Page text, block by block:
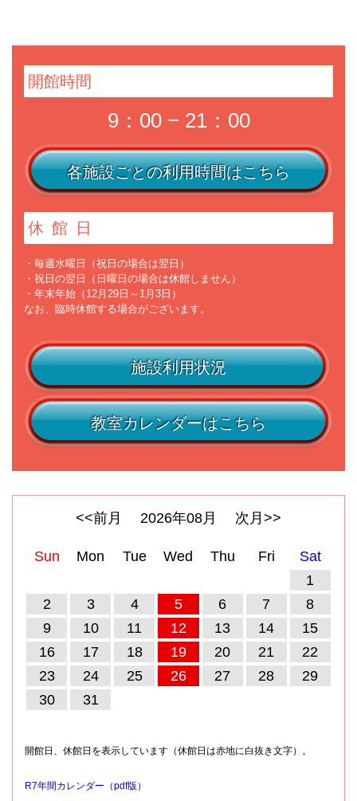
開館時間
9：00 − 21：00
各施設ごとの利用時間はこちら
休館日
・毎週水曜日（祝日の場合は翌日）
・祝日の翌日（日曜日の場合は休館しません）
・年末年始（12月29日～1月3日）
なお、臨時休館する場合がございます。
施設利用状況
教室カレンダーはこちら
<<前月 2026年08月 次月>>
Sun Mon Tue Wed Thu Fri
Sat
1
2
3 4 5 6 7
8
9
10 11 12 13 14
15
16
17 18 19 20 21
22
23
24 25 26 27 28
29
30
31
開館日、休館日を表示しています（休館日は赤地に白抜き文字）。
R7年間カレンダー（pdf版）